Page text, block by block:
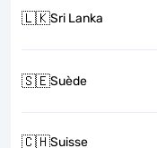
🇱🇰Sri Lanka
🇸🇪Suède
🇨🇭Suisse